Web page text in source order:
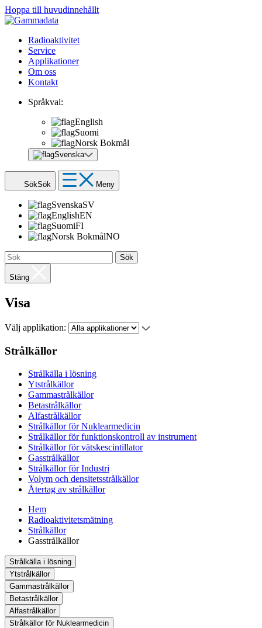
Hoppa till huvudinnehållt
Radioaktivitet
Service
Applikationer
Om oss
Kontakt
Språkval:
English
Suomi
Norsk Bokmål
Svenska
SökSök Meny
SvenskaSV
EnglishEN
SuomiFI
Norsk BokmålNO
Sök
Stäng
Visa
Välj applikation:
Strålkällor
Strålkälla i lösning
Ytstrålkällor
Gammastrålkällor
Betastrålkällor
Alfastrålkällor
Strålkällor för Nuklearmedicin
Strålkällor för funktionskontroll av instrument
Strålkällor för vätskescintillator
Gasstrålkällor
Strålkällor för Industri
Volym och densitetsstrålkällor
Återtag av strålkällor
Hem
Radioaktivitetsmätning
Strålkällor
Gasstrålkällor
Strålkälla i lösning
Ytstrålkällor
Gammastrålkällor
Betastrålkällor
Alfastrålkällor
Strålkällor för Nuklearmedicin